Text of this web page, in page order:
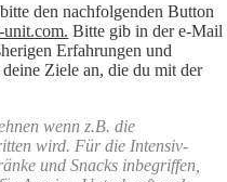
den nachfolgenden Button
unit.com. Bitte gib in der e-Mail
Erfahrungen und
Ziele an, die du mit der
wenn z.B. die
wird. Für die Intensiv-
und Snacks inbegriffen,